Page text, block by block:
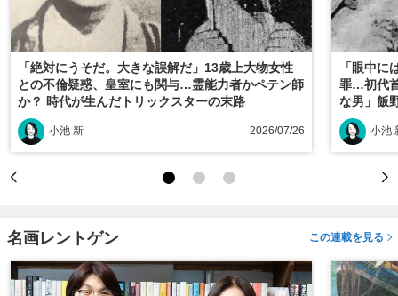
「絶対にうそだ。大きな誤解だ」13歳上大物女性
との不倫疑惑、皇室にも関与…霊能力者かペテン師
か？ 時代が生んだトリックスターの末路
小池 新 2026/07/26
「眼中に
罪…初代
な男」飯
小池
名画レントゲン この連載を見る